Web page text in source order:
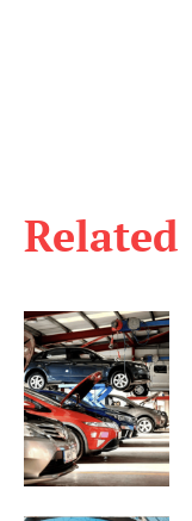
Related